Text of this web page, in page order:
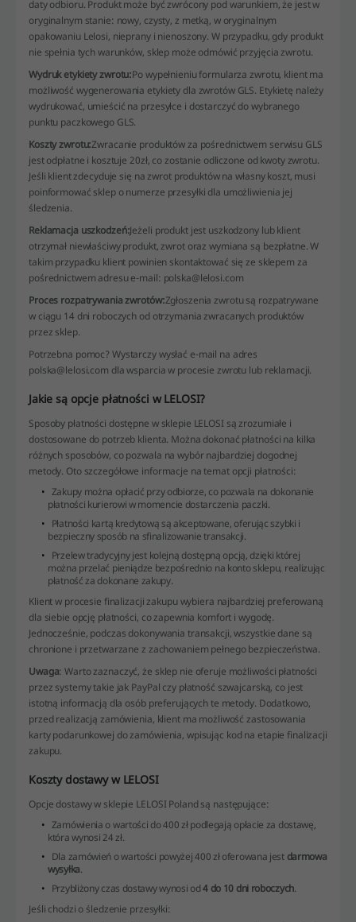
daty odbioru. Produkt może być zwrócony pod warunkiem, że jest w
oryginalnym stanie: nowy, czysty, z metką, w oryginalnym
opakowaniu Lelosi, nieprany i nienoszony. W przypadku, gdy produkt
nie spełnia tych warunków, sklep może odmówić przyjęcia zwrotu.
Wydruk etykiety zwrotu:Po wypełnieniu formularza zwrotu, klient ma
możliwość wygenerowania etykiety dla zwrotów GLS. Etykietę należy
wydrukować, umieścić na przesyłce i dostarczyć do wybranego
punktu paczkowego GLS.
Koszty zwrotu:Zwracanie produktów za pośrednictwem serwisu GLS
jest odpłatne i kosztuje 20zł, co zostanie odliczone od kwoty zwrotu.
Jeśli klient zdecyduje się na zwrot produktów na własny koszt, musi
poinformować sklep o numerze przesyłki dla umożliwienia jej
śledzenia.
Reklamacja uszkodzeń:Jeżeli produkt jest uszkodzony lub klient
otrzymał niewłaściwy produkt, zwrot oraz wymiana są bezpłatne. W
takim przypadku klient powinien skontaktować się ze sklepem za
pośrednictwem adresu e-mail: polska@lelosi.com
Proces rozpatrywania zwrotów:Zgłoszenia zwrotu są rozpatrywane
w ciągu 14 dni roboczych od otrzymania zwracanych produktów
przez sklep.
Potrzebna pomoc? Wystarczy wysłać e-mail na adres
polska@lelosi.com dla wsparcia w procesie zwrotu lub reklamacji.
Jakie są opcje płatności w LELOSI?
Sposoby płatności dostępne w sklepie LELOSI są zrozumiałe i
dostosowane do potrzeb klienta. Można dokonać płatności na kilka
różnych sposobów, co pozwala na wybór najbardziej dogodnej
metody. Oto szczegółowe informacje na temat opcji płatności:
Zakupy można opłacić przy odbiorze, co pozwala na dokonanie
płatności kurierowi w momencie dostarczenia paczki.
Płatności kartą kredytową są akceptowane, oferując szybki i
bezpieczny sposób na sfinalizowanie transakcji.
Przelew tradycyjny jest kolejną dostępną opcją, dzięki której
można przelać pieniądze bezpośrednio na konto sklepu, realizując
płatność za dokonane zakupy.
Klient w procesie finalizacji zakupu wybiera najbardziej preferowaną
dla siebie opcję płatności, co zapewnia komfort i wygodę.
Jednocześnie, podczas dokonywania transakcji, wszystkie dane są
chronione i przetwarzane z zachowaniem pełnego bezpieczeństwa.
Uwaga: Warto zaznaczyć, że sklep nie oferuje możliwości płatności
przez systemy takie jak PayPal czy płatność szwajcarską, co jest
istotną informacją dla osób preferujących te metody. Dodatkowo,
przed realizacją zamówienia, klient ma możliwość zastosowania
karty podarunkowej do zamówienia, wpisując kod na etapie finalizacji
zakupu.
Koszty dostawy w LELOSI
Opcje dostawy w sklepie LELOSI Poland są następujące:
Zamówienia o wartości do 400 zł podlegają opłacie za dostawę,
która wynosi 24 zł.
Dla zamówień o wartości powyżej 400 zł oferowana jest darmowa
wysyłka.
Przybliżony czas dostawy wynosi od4 do 10 dni roboczych.
Jeśli chodzi o śledzenie przesyłki: